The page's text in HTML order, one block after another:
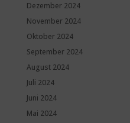
Dezember 2024
November 2024
Oktober 2024
September 2024
August 2024
Juli 2024
Juni 2024
Mai 2024